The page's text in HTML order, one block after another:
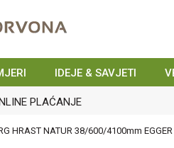
IDEJE & SAVJETI
PLAĆANJE
HRAST NATUR 38/600/4100mm EGGER